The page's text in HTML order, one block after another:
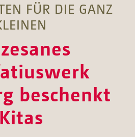
FÜR DIE GANZ
beschenkt
Kitas